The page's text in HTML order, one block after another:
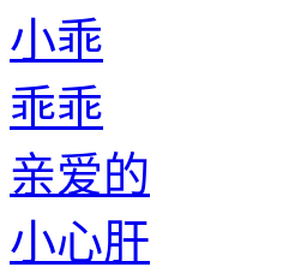
小乖
乖乖
亲爱的
小心肝